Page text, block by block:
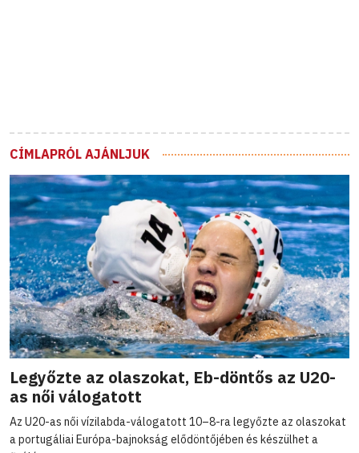
CÍMLAPRÓL AJÁNLJUK
Legyőzte az olaszokat, Eb-döntős az U20-
as női válogatott
Az U20-as női vízilabda-válogatott 10–8-ra legyőzte az olaszokat
a portugáliai Európa-bajnokság elődöntőjében és készülhet a